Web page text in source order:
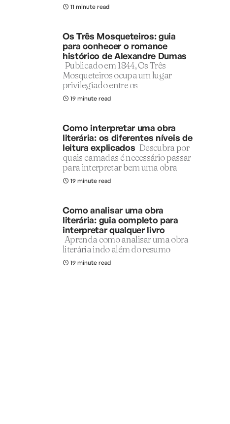
11 minute read
Os Três Mosqueteiros: guia
para conhecer o romance
histórico de Alexandre Dumas
Publicado em 1844, Os Três
Mosqueteiros ocupa um lugar
privilegiado entre os
19 minute read
Como interpretar uma obra
literária: os diferentes níveis de
leitura explicados Descubra por
quais camadas é necessário passar
para interpretar bem uma obra
19 minute read
Como analisar uma obra
literária: guia completo para
interpretar qualquer livro
Aprenda como analisar uma obra
literária indo além do resumo
19 minute read